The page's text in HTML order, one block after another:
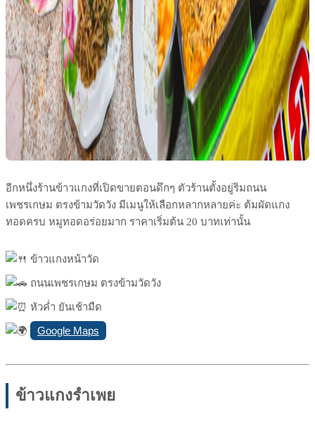
อีกหนึ่งร้านข้าวแกงที่เปิดขายตอนดึกๆ ตัวร้านตั้งอยู่ริมถนน
เพชรเกษม ตรงข้ามวัดวัง มีเมนูให้เลือกหลากหลายค่ะ ต้มผัดแกง
ทอดครบ หมูทอดอร่อยมาก ราคาเริ่มต้น 20 บาทเท่านั้น
ข้าวแกงหน้าวัด
ถนนเพชรเกษม ตรงข้ามวัดวัง
หัวค่ำ ยันเช้ามืด
Google Maps
ข้าวแกงรำเพย